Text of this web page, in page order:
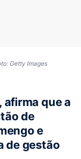
Getty Images
afirma que a
de
e
de gestão